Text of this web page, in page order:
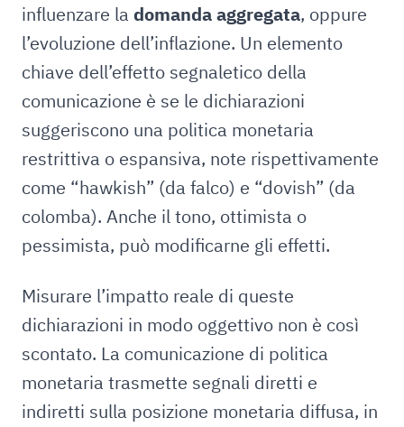
influenzare la domanda aggregata, oppure
l’evoluzione dell’inflazione. Un elemento
chiave dell’effetto segnaletico della
comunicazione è se le dichiarazioni
suggeriscono una politica monetaria
restrittiva o espansiva, note rispettivamente
come “hawkish” (da falco) e “dovish” (da
colomba). Anche il tono, ottimista o
pessimista, può modificarne gli effetti.
Misurare l’impatto reale di queste
dichiarazioni in modo oggettivo non è così
scontato. La comunicazione di politica
monetaria trasmette segnali diretti e
indiretti sulla posizione monetaria diffusa, in